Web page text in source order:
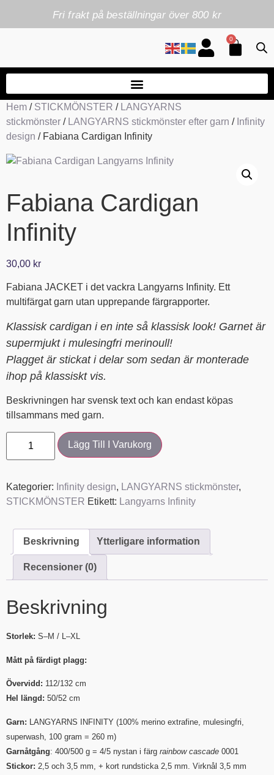
Fri frakt på beställningar över 800 kr
0
Hem / STICKMÖNSTER / LANGYARNS
stickmönster / LANGYARNS stickmönster efter garn / Infinity
design / Fabiana Cardigan Infinity
Fabiana Cardigan
Infinity
30,00 kr
Fabiana JACKET i det vackra Langyarns Infinity. Ett
multifärgat garn utan upprepande färgrapporter.
Klassisk cardigan i en inte så klassisk look! Garnet är
supermjukt i mulesingfri merinoull!
Plagget är stickat i delar som sedan är monterade
ihop på klassiskt vis.
Beskrivningen har svensk text och kan endast köpas
tillsammans med garn.
Lägg Till I Varukorg
Kategorier: Infinity design, LANGYARNS stickmönster,
STICKMÖNSTER Etikett: Langyarns Infinity
Beskrivning Ytterligare information
Recensioner (0)
Beskrivning
Storlek: S–M / L–XL
Mått på färdigt plagg:
Övervidd: 112/132 cm
Hel längd: 50/52 cm
Garn: LANGYARNS INFINITY (100% merino extrafine, mulesingfri,
superwash, 100 gram = 260 m)
Garnåtgång: 400/500 g = 4/5 nystan i färg rainbow cascade 0001
Stickor: 2,5 och 3,5 mm, + kort rundsticka 2,5 mm. Virknål 3,5 mm